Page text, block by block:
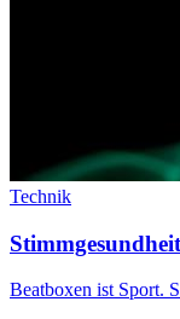
Technik
Beatboxen ist Sport.